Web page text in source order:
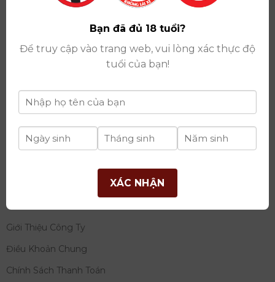
Giấy ĐKKD số: 0102751615 do Sở Tài Chính Thành
Phố Hà Nội cấp lần đầu ngày 07/05/2008,đăng ký
thay đổi lần thứ 17 ngày 06/08/2025
Giấy phép Phân Phối Rượu số : 529/GP-BCT do Bộ
Công Thương cấp ngày 14/11/2022
Ngân hàng:Ngân hàng TMCP Đầu tư và phát triển
Việt Nam (BIDV)
tư quốc tế Ý-Việt
Tây Hồ, TP Hà Nội
THÔNG TIN
Giới Thiệu Công Ty
Điều Khoản Chung
Chính Sách Thanh Toán
Bạn đã đủ 18 tuổi?
Để truy cập vào trang web, vui lòng xác thực độ
tuổi của bạn!
XÁC NHẬN